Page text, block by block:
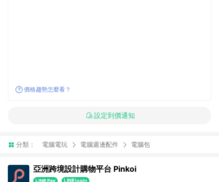
價格趨勢怎麼看？
設定到價通知
分類： 電腦電玩 電腦週邊配件 電腦包
亞洲跨境設計購物平台 Pinkoi